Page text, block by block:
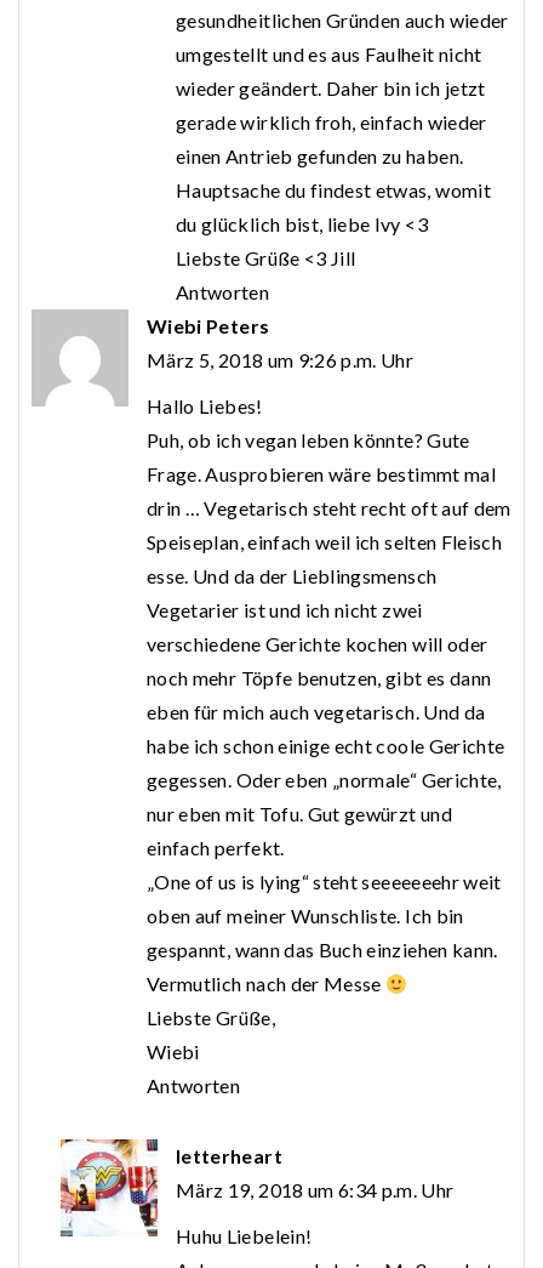
gesundheitlichen Gründen auch wieder
umgestellt und es aus Faulheit nicht
wieder geändert. Daher bin ich jetzt
gerade wirklich froh, einfach wieder
einen Antrieb gefunden zu haben.
Hauptsache du findest etwas, womit
du glücklich bist, liebe Ivy <3
Liebste Grüße <3 Jill
Antworten
Wiebi Peters
März 5, 2018 um 9:26 p.m. Uhr
Hallo Liebes!
Puh, ob ich vegan leben könnte? Gute
Frage. Ausprobieren wäre bestimmt mal
drin … Vegetarisch steht recht oft auf dem
Speiseplan, einfach weil ich selten Fleisch
esse. Und da der Lieblingsmensch
Vegetarier ist und ich nicht zwei
verschiedene Gerichte kochen will oder
noch mehr Töpfe benutzen, gibt es dann
eben für mich auch vegetarisch. Und da
habe ich schon einige echt coole Gerichte
gegessen. Oder eben „normale“ Gerichte,
nur eben mit Tofu. Gut gewürzt und
einfach perfekt.
„One of us is lying“ steht seeeeeeehr weit
oben auf meiner Wunschliste. Ich bin
gespannt, wann das Buch einziehen kann.
Vermutlich nach der Messe
Liebste Grüße,
Wiebi
Antworten
letterheart
März 19, 2018 um 6:34 p.m. Uhr
Huhu Liebelein!